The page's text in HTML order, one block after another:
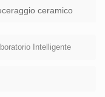
ceramico
Intelligente